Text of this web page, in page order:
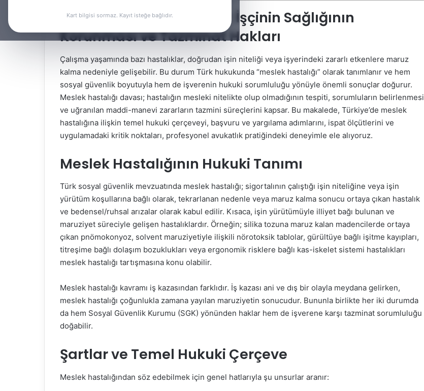
Kart bilgisi sormaz. Kayıt isteğe bağlıdır.
Meslek Hastalığı Davası: İşçinin Sağlığının
Korunması ve Tazminat Hakları
Çalışma yaşamında bazı hastalıklar, doğrudan işin niteliği veya işyerindeki zararlı etkenlere maruz
kalma nedeniyle gelişebilir. Bu durum Türk hukukunda “meslek hastalığı” olarak tanımlanır ve hem
sosyal güvenlik boyutuyla hem de işverenin hukuki sorumluluğu yönüyle önemli sonuçlar doğurur.
Meslek hastalığı davası; hastalığın mesleki nitelikte olup olmadığının tespiti, sorumluların belirlenmesi
ve uğranılan maddi-manevi zararların tazmini süreçlerini kapsar. Bu makalede, Türkiye’de meslek
hastalığına ilişkin temel hukuki çerçeveyi, başvuru ve yargılama adımlarını, ispat ölçütlerini ve
uygulamadaki kritik noktaları, profesyonel avukatlık pratiğindeki deneyimle ele alıyoruz.
Meslek Hastalığının Hukuki Tanımı
Türk sosyal güvenlik mevzuatında meslek hastalığı; sigortalının çalıştığı işin niteliğine veya işin
yürütüm koşullarına bağlı olarak, tekrarlanan nedenle veya maruz kalma sonucu ortaya çıkan hastalık
ve bedensel/ruhsal arızalar olarak kabul edilir. Kısaca, işin yürütümüyle illiyet bağı bulunan ve
maruziyet süreciyle gelişen hastalıklardır. Örneğin; silika tozuna maruz kalan madencilerde ortaya
çıkan pnömokonyoz, solvent maruziyetiyle ilişkili nörotoksik tablolar, gürültüye bağlı işitme kayıpları,
titreşime bağlı dolaşım bozuklukları veya ergonomik risklere bağlı kas-iskelet sistemi hastalıkları
meslek hastalığı tartışmasına konu olabilir.
Meslek hastalığı kavramı iş kazasından farklıdır. İş kazası ani ve dış bir olayla meydana gelirken,
meslek hastalığı çoğunlukla zamana yayılan maruziyetin sonucudur. Bununla birlikte her iki durumda
da hem Sosyal Güvenlik Kurumu (SGK) yönünden haklar hem de işverene karşı tazminat sorumluluğu
doğabilir.
Şartlar ve Temel Hukuki Çerçeve
Meslek hastalığından söz edebilmek için genel hatlarıyla şu unsurlar aranır: